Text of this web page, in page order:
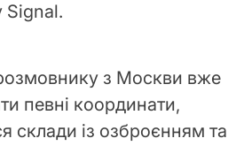
Signal.
з Москви вже
певні координати,
склади із озброєнням та